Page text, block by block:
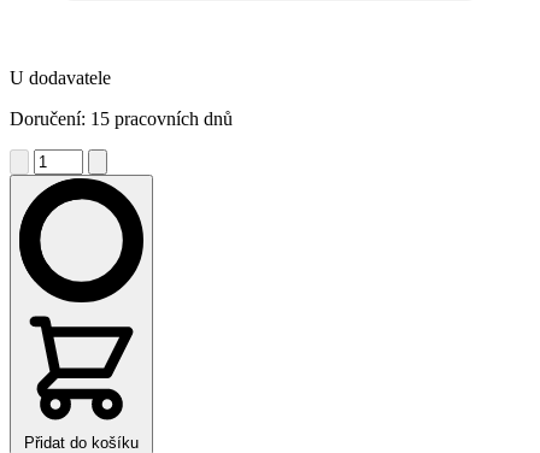
U dodavatele
Doručení: 15 pracovních dnů
Přidat do košíku